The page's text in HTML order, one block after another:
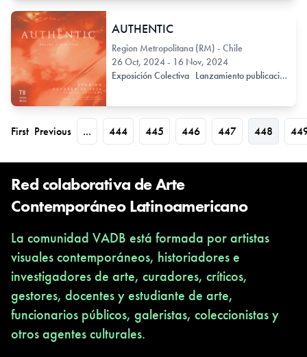
AUTHENTIC
Region Metropolitana (RM) - Chile
26 Oct, 2024 - 16 Nov, 2024
Exposición Colectiva Lanzamiento publicación
First Previous ... 444 445 446 447 448
Red colaborativa de Arte
Contemporáneo Latinoamericano
La comunidad VADB está formada por artistas
visuales contemporáneos, historiadores e
investigadores de arte, curadores, críticos,
gestores, docentes y estudiante de arte,
funcionarios públicos, galeristas, coleccionistas y
otros agentes culturales.